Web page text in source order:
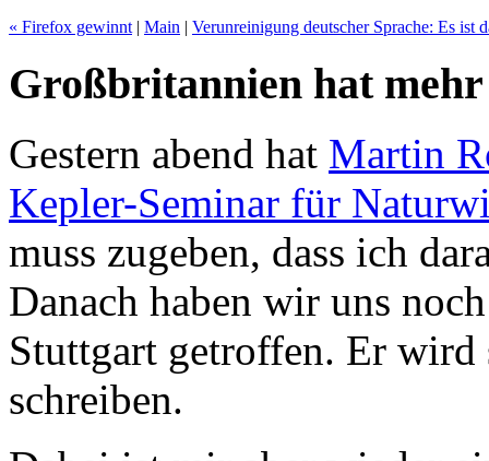
« Firefox gewinnt | Main | Verunreinigung deutscher Sprache: Es ist
Großbritannien hat
Gestern abend hat Martin
Kepler-Seminar für
muss zugeben, dass ich
Danach haben wir uns
Stuttgart getroffen. Er wird
schreiben.